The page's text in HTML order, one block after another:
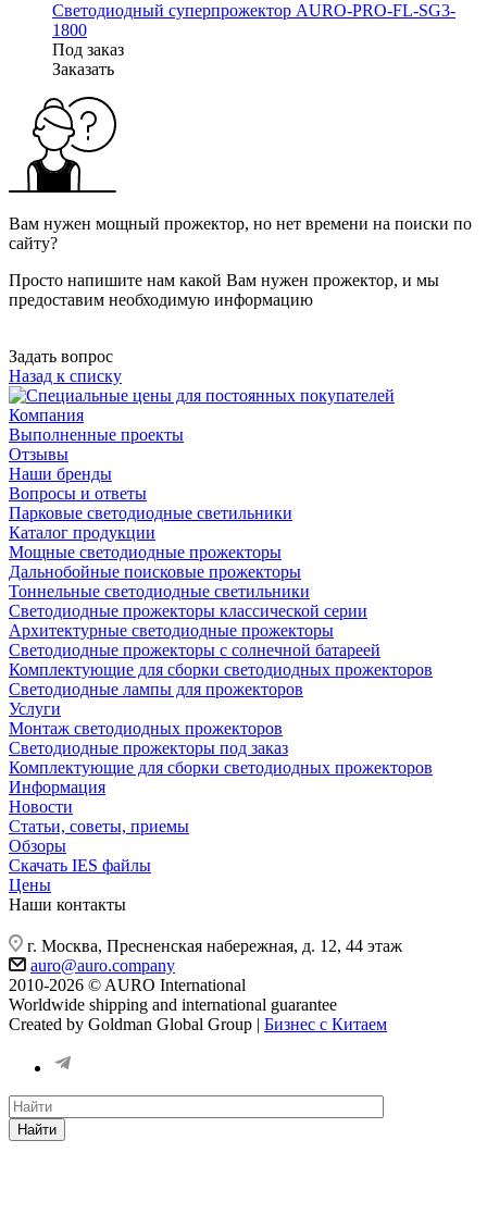
Светодиодный суперпрожектор AURO-PRO-FL-SG3-
1800
Под заказ
Заказать
Вам нужен мощный прожектор, но нет времени на поиски по
сайту?
Просто напишите нам какой Вам нужен прожектор, и мы
предоставим необходимую информацию
Задать вопрос
Назад к списку
Компания
Выполненные проекты
Отзывы
Наши бренды
Вопросы и ответы
Парковые светодиодные светильники
Каталог продукции
Мощные светодиодные прожекторы
Дальнобойные поисковые прожекторы
Тоннельные светодиодные светильники
Светодиодные прожекторы классической серии
Архитектурные светодиодные прожекторы
Светодиодные прожекторы с солнечной батареей
Комплектующие для сборки светодиодных прожекторов
Светодиодные лампы для прожекторов
Услуги
Монтаж светодиодных прожекторов
Светодиодные прожекторы под заказ
Комплектующие для сборки светодиодных прожекторов
Информация
Новости
Статьи, советы, приемы
Обзоры
Скачать IES файлы
Цены
Наши контакты
г. Москва, Пресненская набережная, д. 12, 44 этаж
auro@auro.company
2010-2026 © AURO International
Worldwide shipping and international guarantee
Created by Goldman Global Group | Бизнес с Китаем
Найти